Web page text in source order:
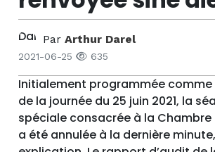
ParArthur Darel
2021-06-25 635
Initialement programmée
de la journée du 25 juin 2021, la
spéciale consacrée à la
a été annulée à la dernière